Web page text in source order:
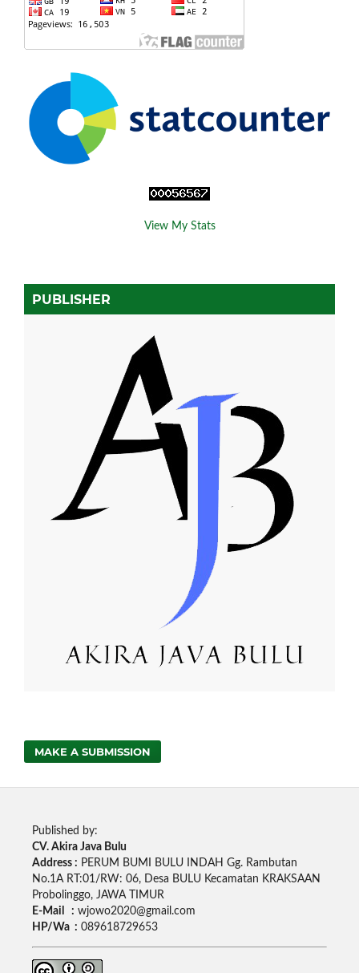
View My Stats
PUBLISHER
MAKE A SUBMISSION
Published by:
CV. Akira Java Bulu
Address : PERUM BUMI BULU INDAH Gg. Rambutan
No.1A RT:01/RW: 06, Desa BULU Kecamatan KRAKSAAN
Probolinggo, JAWA TIMUR
E-Mail : wjowo2020@gmail.com
HP/Wa : 089618729653